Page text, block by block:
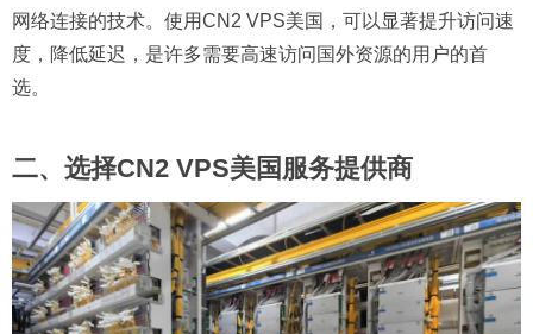
网络连接的技术。使用CN2 VPS美国，可以显著提升访问速
度，降低延迟，是许多需要高速访问国外资源的用户的首
选。
二、选择CN2 VPS美国服务提供商